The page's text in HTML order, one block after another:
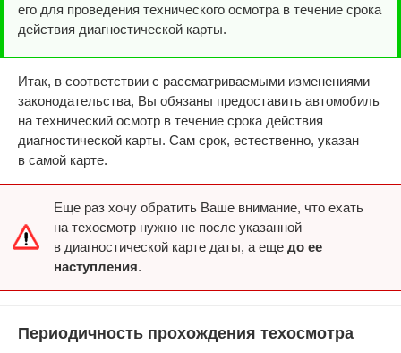
его для проведения технического осмотра в течение срока
действия диагностической карты.
Итак, в соответствии с рассматриваемыми изменениями
законодательства, Вы обязаны предоставить автомобиль
на технический осмотр в течение срока действия
диагностической карты. Сам срок, естественно, указан
в самой карте.
Еще раз хочу обратить Ваше внимание, что ехать
на техосмотр нужно не после указанной
в диагностической карте даты, а еще до ее
наступления.
Периодичность прохождения техосмотра